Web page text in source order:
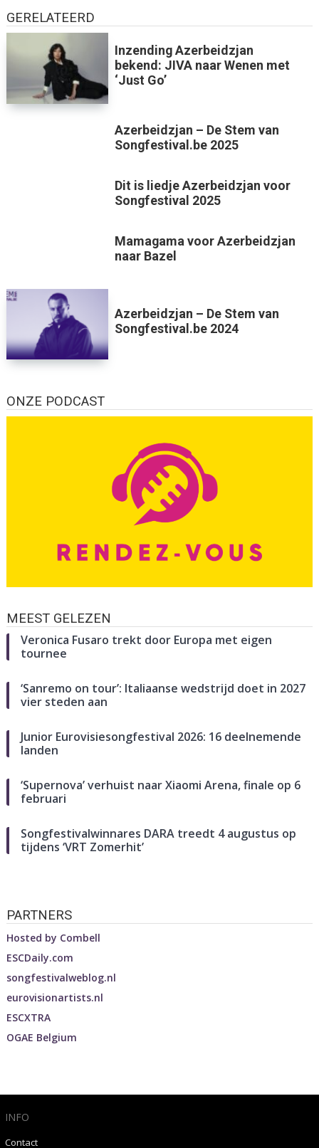
GERELATEERD
Inzending Azerbeidzjan
bekend: JIVA naar Wenen met
‘Just Go’
Azerbeidzjan – De Stem van
Songfestival.be 2025
Dit is liedje Azerbeidzjan voor
Songfestival 2025
Mamagama voor Azerbeidzjan
naar Bazel
Azerbeidzjan – De Stem van
Songfestival.be 2024
ONZE PODCAST
MEEST GELEZEN
Veronica Fusaro trekt door Europa met eigen
tournee
‘Sanremo on tour’: Italiaanse wedstrijd doet in 2027
vier steden aan
Junior Eurovisiesongfestival 2026: 16 deelnemende
landen
‘Supernova’ verhuist naar Xiaomi Arena, finale op 6
februari
Songfestivalwinnares DARA treedt 4 augustus op
tijdens ‘VRT Zomerhit’
PARTNERS
Hosted by Combell
ESCDaily.com
songfestivalweblog.nl
eurovisionartists.nl
ESCXTRA
OGAE Belgium
INFO
Contact